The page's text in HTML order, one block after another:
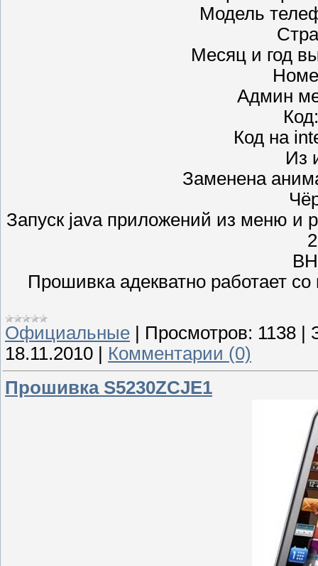
Модель
Месяц и год
Админ
Код на
Из
Заменена
Запуск java приложений из меню и
Прошивка адекватно работает
Официальные Просмотров: 1138
18.11.2010
Комментарии (0)
Прошивка S5230ZCJE1